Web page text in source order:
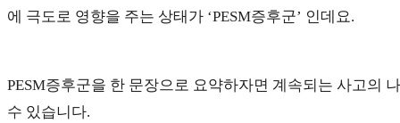
에 극도로 영향을 주는 상태가 ‘PESM증후군’ 인데요.
PESM증후군을 한 문장으로 요약하자면 계속되는 사고의
수 있습니다.